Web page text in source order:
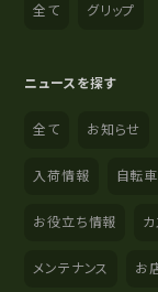
全て グリップ
ニュースを探す
全て お知らせ
入荷情報 自転
お役立ち情報
メンテナンス お